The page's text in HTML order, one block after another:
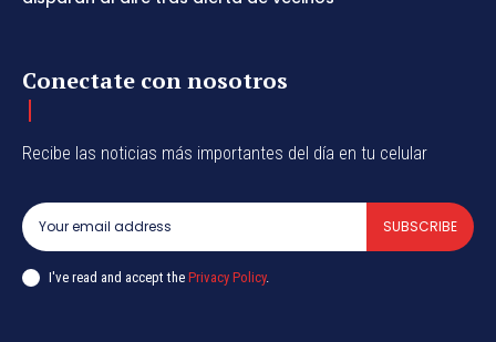
Conectate con nosotros
Recibe las noticias más importantes del día en tu celular
SUBSCRIBE
I've read and accept the Privacy Policy.